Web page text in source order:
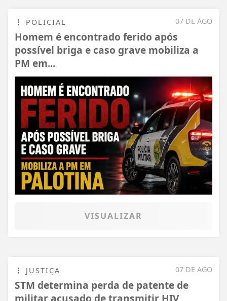
07 DE AGO
POLICIAL
Homem é encontrado ferido após
possível briga e caso grave mobiliza a
PM em...
VISUALIZAR
07 DE AGO
JUSTIÇA
STM determina perda de patente de